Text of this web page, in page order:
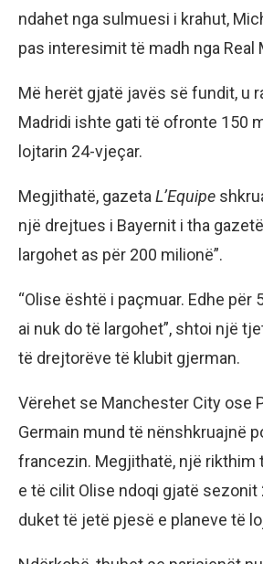
ndahet nga sulmuesi i krahut,
pas interesimit të madh nga Real
Më herët gjatë javës së fundit, u
Madridi ishte gati të ofronte 150
lojtarin 24-vjeçar.
Megjithatë, gazeta L’Equipe
një drejtues i Bayernit i tha
largohet as për 200 milionë”.
“Olise është i paçmuar. Edhe për
ai nuk do të largohet”, shtoi një
të drejtorëve të klubit gjerman.
Vërehet se Manchester City ose
Germain mund të nënshkruajnë
francezin. Megjithatë, një rikthim
e të cilit Olise ndoqi gjatë sezonit
duket të jetë pjesë e planeve të